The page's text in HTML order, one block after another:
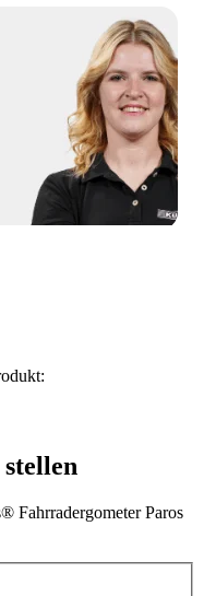
Fahrradergometer Paros